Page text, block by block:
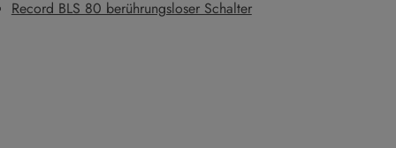
Record BLS 80 berührungsloser Schalter